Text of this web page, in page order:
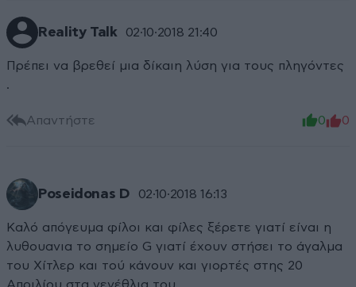
Reality Talk 02·10·2018 21:40
Πρέπει να βρεθεί μια δίκαιη λύση για τους πληγόντες
.
Απαντήστε 0 0
Poseidonas D 02·10·2018 16:13
Καλό απόγευμα φίλοι και φίλες ξέρετε γιατί είναι η
λυθουανια το σημείο G γιατί έχουν στήσει το άγαλμα
του Χίτλερ και τού κάνουν και γιορτές στης 20